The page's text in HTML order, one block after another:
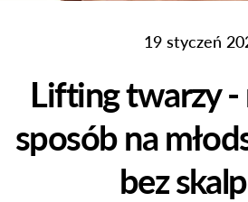
19 styczeń
Lifting twarzy -
sposób na
bez